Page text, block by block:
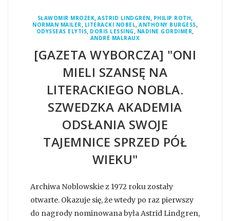
SŁAWOMIR MROŻEK,ASTRID LINDGREN, PHILIP ROTH,
NORMAN MAILER, LITERACKI NOBEL,ANTHONY BURGESS,
ODYSSEAS ELYTIS, DORIS LESSING , NADINE GORDIMER,
ANDRÉ MALRAUX
[GAZETA WYBORCZA] "ONI
MIELI SZANSĘ NA
LITERACKIEGO NOBLA.
SZWEDZKA AKADEMIA
ODSŁANIA SWOJE
TAJEMNICE SPRZED PÓŁ
WIEKU"
Archiwa Noblowskie z 1972 roku zostały
otwarte. Okazuje się, że wtedy po raz pierwszy
do nagrody nominowana była Astrid Lindgren,